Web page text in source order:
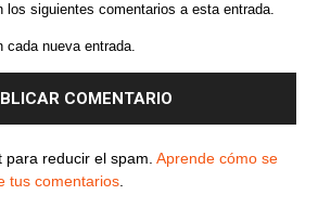
los siguientes comentarios a esta entrada.
cada nueva entrada.
para reducir el spam. Aprende cómo se
tus comentarios.